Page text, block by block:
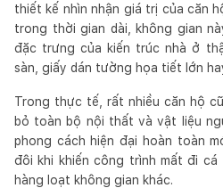
thiết kế nhìn nhận giá trị của căn
trong thời gian dài, không gian
đặc trưng của kiến trúc nhà ở
sàn, giấy dán tường họa tiết lớn
Trong thực tế, rất nhiều căn hộ
bỏ toàn bộ nội thất và vật liệu
phong cách hiện đại hoàn toàn
đôi khi khiến công trình mất đi
hàng loạt không gian khác.